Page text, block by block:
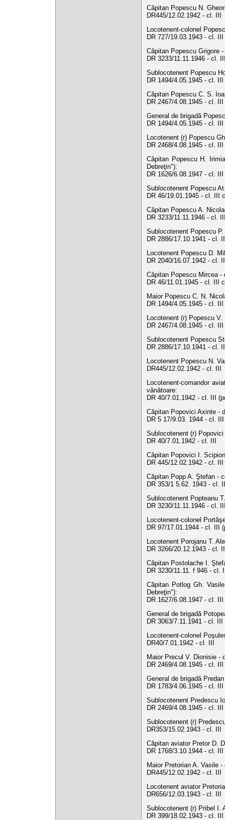
Căpitan Popescu N.
DR445/12.02.1942 - cl. III
Locotenent-colonel
DR 727/19.03.1943 - cl. III
Căpitan Popescu Grigore
DR 3233/11.11.1946 - cl.
Sublocotenent Popescu
DR 1494/4.05.1945 - cl.
Căpitan Popescu C. S.
DR 2467/4.08.1945 - cl.
General de brigadă
DR 1494/4.05.1945 - cl.
Locotenent (r) Popescu
DR 2468/4.08.1945 - cl.
Căpitan Popescu H.
Debreţin"):
DR 1626/6.08.1947 - cl.
Sublocotenent Popescu
DR 46/19.01.1945 - cl. III
Căpitan Popescu A.
DR 3233/11.11.1946 - cl.
Sublocotenent Popescu
DR 2886/17.10.1941 - cl.
Locotenent Popescu D.
DR 2040/16.07.1942 - cl.
Căpitan Popescu Mircea -
DR 46/11.01.1945 - cl. III
Maior Popescu C. N.
DR 1494/4.05.1945 - cl.
Locotenent (r) Popescu
DR 2467/4.08.1945 - cl.
Sublocotenent Popescu
DR 2886/17.10.1941 - cl.
Locotenent Popescu N.
DR445/12.02.1942 - cl. III
Locotenent-comandor
vânătoare:
DR 40/7.01.1942 - cl. III
Căpitan Popovici Axinte -
DR 5 17/9.03. 1944 - cl. III
Sublocotenent (r)
DR 40/7.01.1942 - cl. III
Căpitan Popovici I.
DR 445/12.02.1942 - cl. III
Căpitan Popp A. Ştefan -
DR 353/1 5.62. 1943 - cl.
Sublocotenent Popteanu
DR 3230/11.11.1946 - cl.
Locotenent-colonel
DR 97/17.01.1944 - cl. III
Locotenent Porojanu T.
DR 3266/20.12.1943 - cl.
Căpitan Postolache I.
DR 3230/11.11. f 946 - cl.
Căpitan Potlog Gh.
Debreţin"):
DR 1627/6.08.1947 - cl.
General de brigadă
DR 3063/7.11.1941 - cl. III
Locotenent-colonel
DR40/7.01.1942 - cl. III
Maior Precul V. Dionisie -
DR 2469/4.08.1945 - cl.
General de brigadă
DR 1783/4.06.1945 - cl.
Sublocotenent Predescu
DR 2469/4.08.1945 - cl.
Sublocotenent (r)
DR353/15.02.1943 - cl. III
Căpitan aviator Pretor D.
DR 1768/3.10.1944 - cl. III
Maior Pretorian A. Vasile
DR445/12.02.1942 - cl. III
Locotenent aviator
DR656/12.03.1943 - cl. III
Sublocotenent (r) Pribel I.
DR 399/18.02.1943 - cl.